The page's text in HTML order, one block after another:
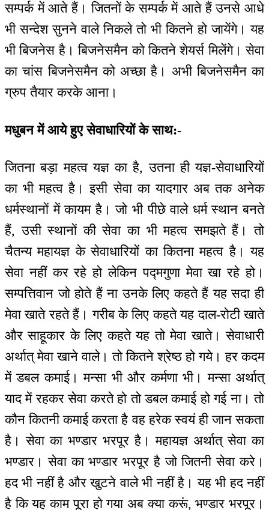
सम्पर्क में आते हैं। जितनों के सम्पर्क में आते हैं उनसे आधे
भी सन्देश सुनने वाले निकले तो भी कितने हो जायेंगे। यह
भी बिजनेस है। बिजनेसमैन को कितने शेयर्स मिलेंगे। सेवा
का चांस बिजनेसमैन को अच्छा है। अभी बिजनेसमैन का
ग्रुप तैयार करके आना।
मधुबन में आये हुए सेवाधारियों के साथ:-
जितना बड़ा महत्व यज्ञ का है, उतना ही यज्ञ-सेवाधारियों
का भी महत्व है। इसी सेवा का यादगार अब तक अनेक
धर्मस्थानों में कायम है। जो भी पीछे वाले धर्म स्थान बनते
हैं, उसी स्थानों की सेवा का भी महत्व समझते हैं। तो
चैतन्य महायज्ञ के सेवाधारियों का कितना महत्व है। यह
सेवा नहीं कर रहे हो लेकिन पद्मगुणा मेवा खा रहे हो।
सम्पत्तिवान जो होते हैं ना उनके लिए कहते हैं यह सदा ही
मेवा खाते रहते हैं। गरीब के लिए कहते यह दाल-रोटी खाते
और साहूकार के लिए कहते यह तो मेवा खाते। सेवाधारी
अर्थात् मेवा खाने वाले। तो कितने श्रेष्ठ हो गये। हर कदम
में डबल कमाई। मन्सा भी और कर्मणा भी। मन्सा अर्थात्
याद में रहकर सेवा करते हो तो डबल कमाई हो गई ना। तो
कौन कितनी कमाई करता है वह हरेक स्वयं ही जान सकता
है। सेवा का भण्डार भरपूर है। महायज्ञ अर्थात् सेवा का
भण्डार। सेवा का भण्डार भरपूर है जो जितनी सेवा करे।
हद भी नहीं है और खुटने वाले भी नहीं है। यह भी हद नहीं
है कि यह काम पूरा हो गया अब क्या करूं, भण्डार भरपूर।